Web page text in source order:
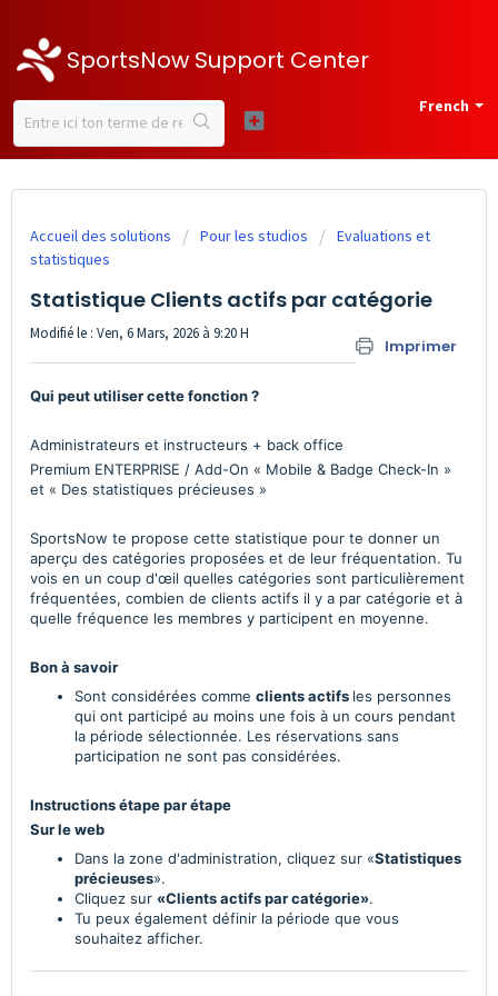
SportsNow Support Center
French
Accueil des solutions Pour les studios
Evaluations et
statistiques
Statistique Clients actifs par catégorie
Imprimer
Modifié le : Ven, 6 Mars, 2026 à 9:20 H
Qui peut utiliser cette fonction ?
Administrateurs et instructeurs + back office
Premium ENTERPRISE / Add-On « Mobile & Badge Check-In »
et « Des statistiques précieuses »
SportsNow te propose cette statistique pour te donner un
aperçu des catégories proposées et de leur fréquentation. Tu
vois en un coup d'œil quelles catégories sont particulièrement
fréquentées, combien de clients actifs il y a par catégorie et à
quelle fréquence les membres y participent en moyenne.
Bon à savoir
Sont considérées comme clients actifs les personnes
qui ont participé au moins une fois à un cours pendant
la période sélectionnée. Les réservations sans
participation ne sont pas considérées.
Instructions étape par étape
Sur le web
Dans la zone d'administration, cliquez sur «Statistiques
précieuses».
Cliquez sur «Clients actifs par catégorie».
Tu peux également définir la période que vous
souhaitez afficher.